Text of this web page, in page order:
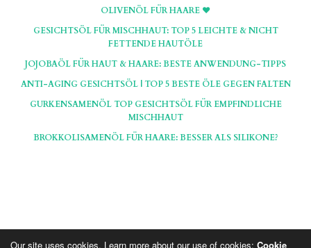
OLIVENÖL FÜR HAARE ♥
GESICHTSÖL FÜR MISCHHAUT: TOP 5 LEICHTE & NICHT
FETTENDE HAUTÖLE
JOJOBAÖL FÜR HAUT & HAARE: BESTE ANWENDUNG-TIPPS
ANTI-AGING GESICHTSÖL | TOP 5 BESTE ÖLE GEGEN FALTEN
GURKENSAMENÖL TOP GESICHTSÖL FÜR EMPFINDLICHE
MISCHHAUT
BROKKOLISAMENÖL FÜR HAARE: BESSER ALS SILIKONE?
Our site uses cookies. Learn more about our use of cookies: Cookie